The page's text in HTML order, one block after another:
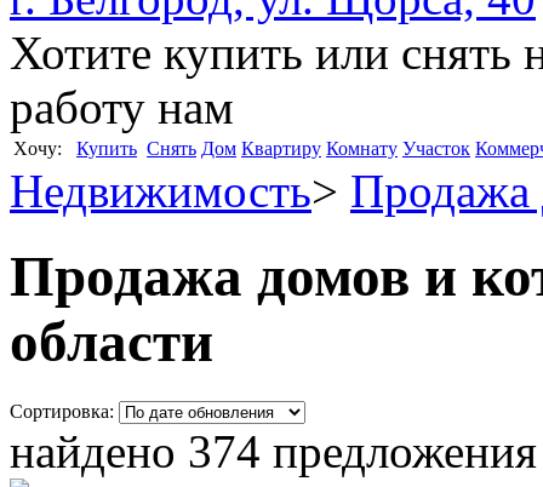
Хотите купить или
работу нам
Xочу: Купить Снять Дом Квартиру Комнату Участок
Недвижимость> Продажа
Продажа домов и
области
Сортировка:
найдено 374 предложения